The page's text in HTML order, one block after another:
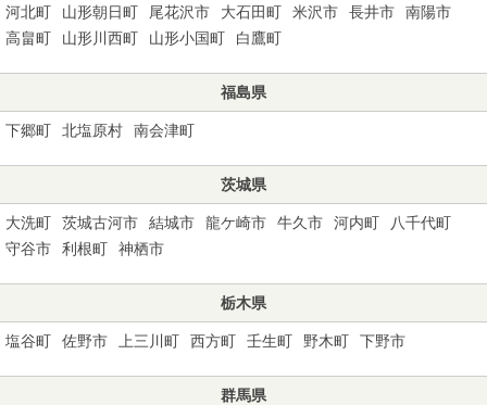
河北町
山形朝日町 尾花沢市 大石田町 米沢市 長井市
南陽市
高畠町
山形川西町 山形小国町 白鷹町
福島県
下郷町 北塩原村 南会津町
茨城県
大洗町 茨城古河市 結城市 龍ケ崎市 牛久市 河内町
八千代町
守谷市
利根町 神栖市
栃木県
塩谷町 佐野市 上三川町 西方町 壬生町 野木町 下野市
群馬県